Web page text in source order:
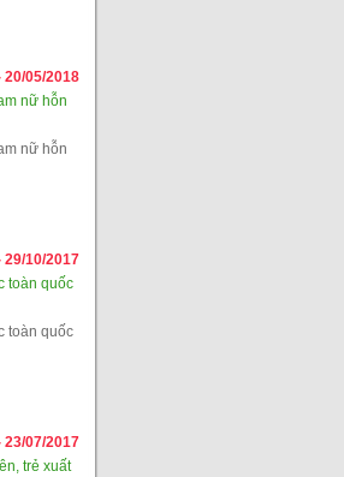
20/05/2018
nữ hỗn
nữ hỗn
29/10/2017
toàn quốc
toàn quốc
23/07/2017
trẻ xuất